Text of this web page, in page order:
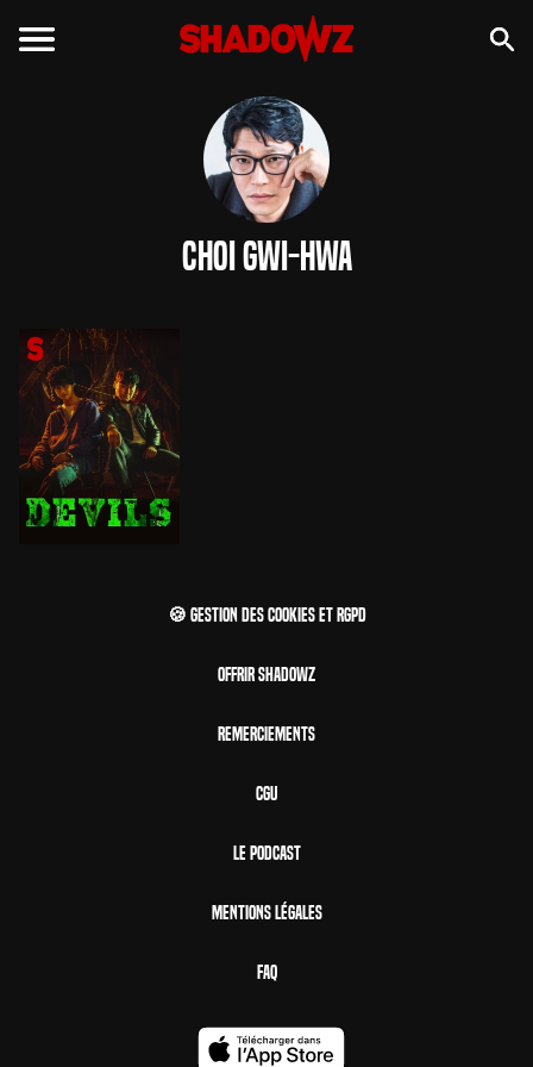
Choi Gwi-hwa
🍪 Gestion des cookies et RGPD
Offrir Shadowz
Remerciements
CGU
Le Podcast
Mentions Légales
FAQ